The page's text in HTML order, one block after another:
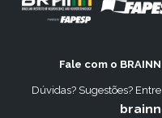
Fale com o
Dúvidas? Sugestões?